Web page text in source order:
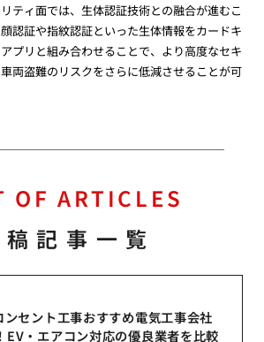
ティ面では、生体認証技術との融合が進むこ
認証や指紋認証といった生体情報をカードキ
プリと組み合わせることで、より高度なセキ
両盗難のリスクをさらに低減させることが可
OF ARTICLES
記事一覧
セント工事おすすめ電気工事会社
EV・エアコン対応の優良業者を比較